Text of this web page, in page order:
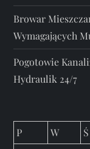
Browar
Wymagających
Pogotowie
Hydraulik 24/7
P
W Ś